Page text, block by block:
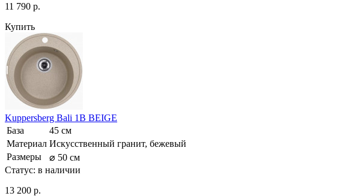
11 790 р.
Купить
Kuppersberg Bali 1B BEIGE
База
45 см
Материал Искусственный гранит, бежевый
Размеры
⌀ 50 см
Статус: в наличии
13 200 р.